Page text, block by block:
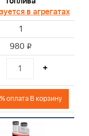
в агрегатах
1
980 i
+
оплата В корзину